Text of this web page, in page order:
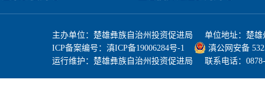
主办单位：楚雄彝族自治州投资促进局 单位地址：楚
ICP备案编号： 滇ICP备19006284号-1
滇公网安备
运行维护：楚雄彝族自治州投资促进局 联系电话：